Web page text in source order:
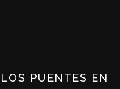
PUENTES EN